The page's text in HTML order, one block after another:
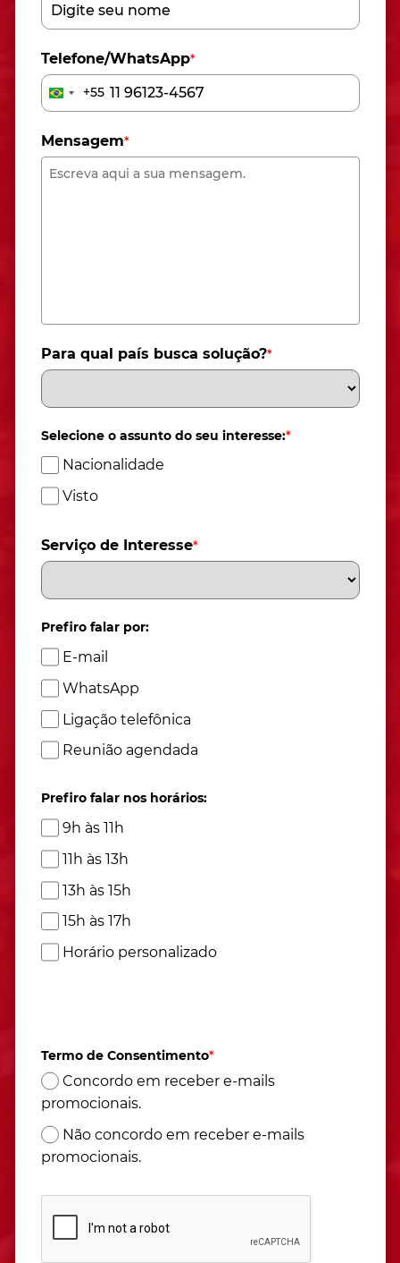
Telefone/WhatsApp*
Brazil
+55
+55
Mensagem*
Para qual país busca solução?*
Selecione o assunto do seu interesse:*
Nacionalidade
Visto
Serviço de Interesse*
Prefiro falar por:
E-mail
WhatsApp
Ligação telefônica
Reunião agendada
Prefiro falar nos horários:
9h às 11h
11h às 13h
13h às 15h
15h às 17h
Horário personalizado
Termo de Consentimento*
Concordo em receber e-mails
promocionais.
Não concordo em receber e-mails
promocionais.